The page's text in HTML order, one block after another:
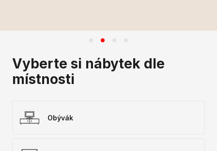
Vyberte si nábytek dle
místnosti
Obývák